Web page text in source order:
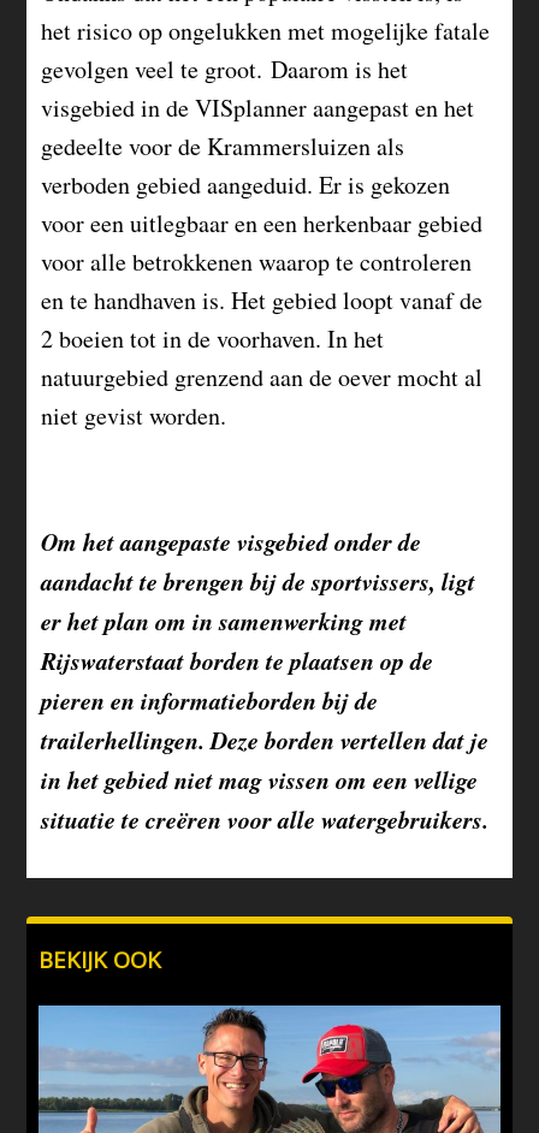
het risico op ongelukken met mogelijke fatale
gevolgen veel te groot. Daarom is het
visgebied in de VISplanner aangepast en het
gedeelte voor de Krammersluizen als
verboden gebied aangeduid. Er is gekozen
voor een uitlegbaar en een herkenbaar gebied
voor alle betrokkenen waarop te controleren
en te handhaven is. Het gebied loopt vanaf de
2 boeien tot in de voorhaven. In het
natuurgebied grenzend aan de oever mocht al
niet gevist worden.
Om het aangepaste visgebied onder de
aandacht te brengen bij de sportvissers, ligt
er het plan om in samenwerking met
Rijswaterstaat borden te plaatsen op de
pieren en informatieborden bij de
trailerhellingen. Deze borden vertellen dat je
in het gebied niet mag vissen om een vellige
situatie te creëren voor alle watergebruikers.
BEKIJK OOK